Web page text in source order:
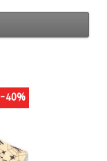
-40%